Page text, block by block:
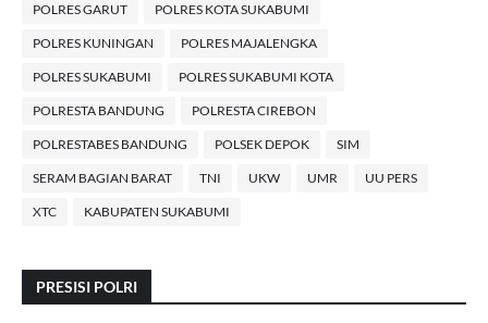
POLRES GARUT POLRES KOTA SUKABUMI
POLRES KUNINGAN POLRES MAJALENGKA
POLRES SUKABUMI POLRES SUKABUMI KOTA
POLRESTA BANDUNG POLRESTA CIREBON
POLRESTABES BANDUNG POLSEK DEPOK SIM
SERAM BAGIAN BARAT TNI UKW UMR UU PERS
XTC KABUPATEN SUKABUMI
PRESISI POLRI